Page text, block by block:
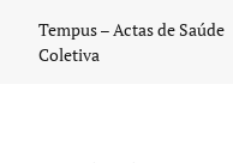
Rasgo coletivo:
Tempus – Actas de Saúde
Coletiva